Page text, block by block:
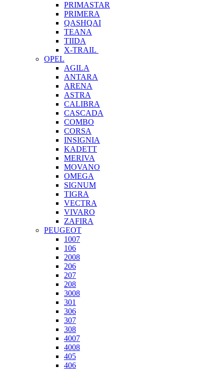
PRIMASTAR
PRIMERA
QASHQAI
TEANA
TIIDA
X-TRAIL
OPEL
AGILA
ANTARA
ARENA
ASTRA
CALIBRA
CASCADA
COMBO
CORSA
INSIGNIA
KADETT
MERIVA
MOVANO
OMEGA
SIGNUM
TIGRA
VECTRA
VIVARO
ZAFIRA
PEUGEOT
1007
106
2008
206
207
208
3008
301
306
307
308
4007
4008
405
406